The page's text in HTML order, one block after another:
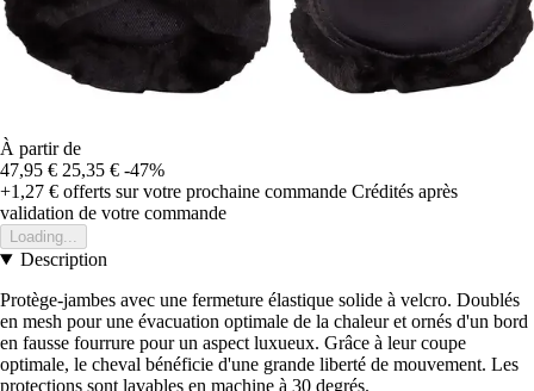
À partir de
47,95 € 25,35 € -47%
+1,27 € offerts sur votre prochaine commande Crédités après
validation de votre commande
Loading...
Description
Protège-jambes avec une fermeture élastique solide à velcro. Doublés
en mesh pour une évacuation optimale de la chaleur et ornés d'un bord
en fausse fourrure pour un aspect luxueux. Grâce à leur coupe
optimale, le cheval bénéficie d'une grande liberté de mouvement. Les
protections sont lavables en machine à 30 degrés.